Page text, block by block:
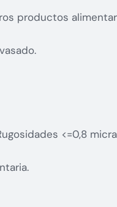
productos
<=0,8